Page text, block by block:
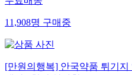
무료배송
11,908명구매중
[만원의행복] 안국약품 튀기